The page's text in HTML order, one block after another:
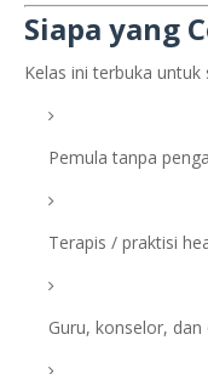
Siapa yang
Kelas ini terbuka untuk
Pemula tanpa
Terapis / praktisi
Guru, konselor,